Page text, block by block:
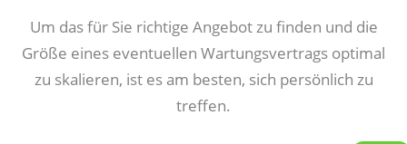
Um das für Sie richtige Angebot zu finden und die
Größe eines eventuellen Wartungsvertrags optimal
zu skalieren, ist es am besten, sich persönlich zu
treffen.